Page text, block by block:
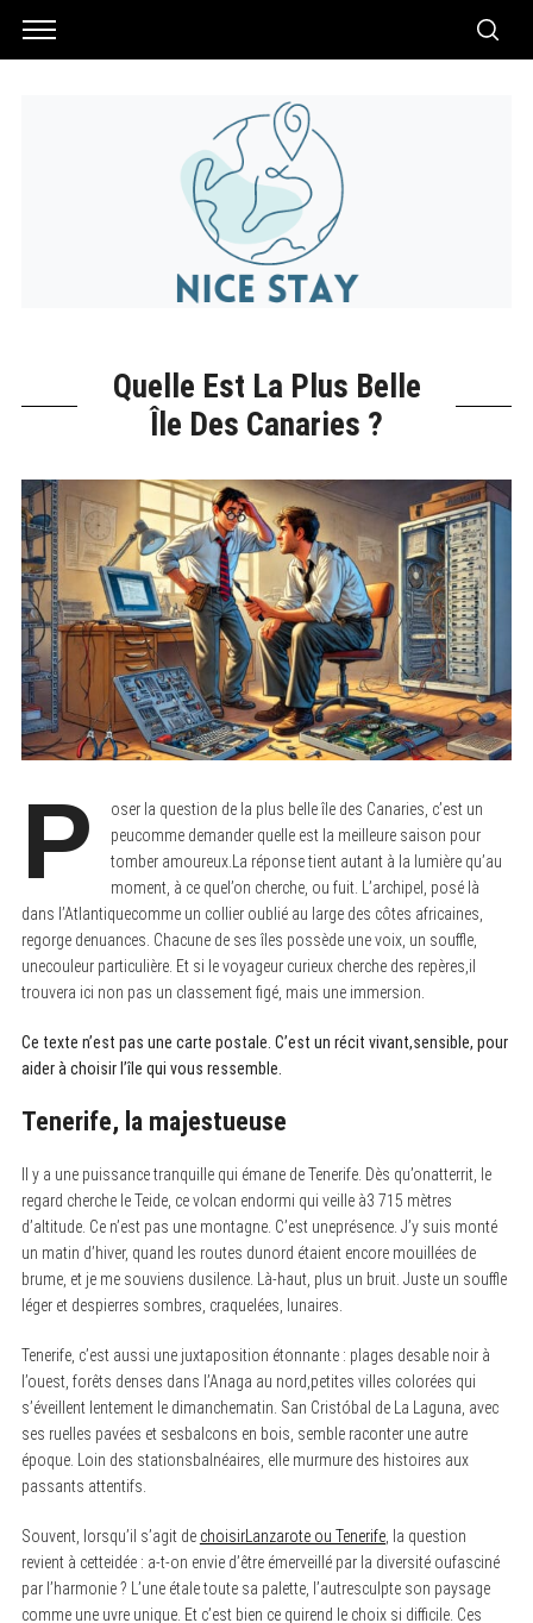
Quelle Est La Plus Belle
Île Des Canaries ?
P
oser la question de la plus belle île des Canaries, c’est un
peucomme demander quelle est la meilleure saison pour
tomber amoureux.La réponse tient autant à la lumière qu’au
moment, à ce quel’on cherche, ou fuit. L’archipel, posé là
dans l’Atlantiquecomme un collier oublié au large des côtes africaines,
regorge denuances. Chacune de ses îles possède une voix, un souffle,
unecouleur particulière. Et si le voyageur curieux cherche des repères,il
trouvera ici non pas un classement figé, mais une immersion.
Ce texte n’est pas une carte postale. C’est un récit vivant,sensible, pour
aider à choisir l’île qui vous ressemble.
Tenerife, la majestueuse
Il y a une puissance tranquille qui émane de Tenerife. Dès qu’onatterrit, le
regard cherche le Teide, ce volcan endormi qui veille à3 715 mètres
d’altitude. Ce n’est pas une montagne. C’est uneprésence. J’y suis monté
un matin d’hiver, quand les routes dunord étaient encore mouillées de
brume, et je me souviens dusilence. Là-haut, plus un bruit. Juste un souffle
léger et despierres sombres, craquelées, lunaires.
Tenerife, c’est aussi une juxtaposition étonnante : plages desable noir à
l’ouest, forêts denses dans l’Anaga au nord,petites villes colorées qui
s’éveillent lentement le dimanchematin. San Cristóbal de La Laguna, avec
ses ruelles pavées et sesbalcons en bois, semble raconter une autre
époque. Loin des stationsbalnéaires, elle murmure des histoires aux
passants attentifs.
Souvent, lorsqu’il s’agit de choisirLanzarote ou Tenerife, la question
revient à cetteidée : a-t-on envie d’être émerveillé par la diversité oufasciné
par l’harmonie ? L’une étale toute sa palette, l’autresculpte son paysage
comme une uvre unique. Et c’est bien ce quirend le choix si difficile. Ces